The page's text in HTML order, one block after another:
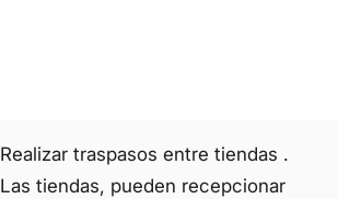
Realizar traspasos entre tiendas .
Las tiendas, pueden recepcionar